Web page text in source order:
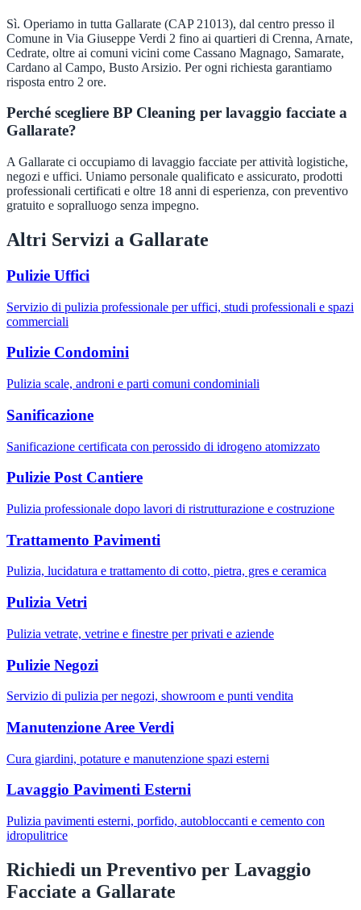
Sì. Operiamo in tutta Gallarate (CAP 21013), dal centro presso il
Comune in Via Giuseppe Verdi 2 fino ai quartieri di Crenna, Arnate,
Cedrate, oltre ai comuni vicini come Cassano Magnago, Samarate,
Cardano al Campo, Busto Arsizio. Per ogni richiesta garantiamo
risposta entro 2 ore.
Perché scegliere BP Cleaning per lavaggio facciate a
Gallarate?
A Gallarate ci occupiamo di lavaggio facciate per attività logistiche,
negozi e uffici. Uniamo personale qualificato e assicurato, prodotti
professionali certificati e oltre 18 anni di esperienza, con preventivo
gratuito e sopralluogo senza impegno.
Altri Servizi a Gallarate
Pulizie Uffici
Servizio di pulizia professionale per uffici, studi professionali e spazi
commerciali
Pulizie Condomini
Pulizia scale, androni e parti comuni condominiali
Sanificazione
Sanificazione certificata con perossido di idrogeno atomizzato
Pulizie Post Cantiere
Pulizia professionale dopo lavori di ristrutturazione e costruzione
Trattamento Pavimenti
Pulizia, lucidatura e trattamento di cotto, pietra, gres e ceramica
Pulizia Vetri
Pulizia vetrate, vetrine e finestre per privati e aziende
Pulizie Negozi
Servizio di pulizia per negozi, showroom e punti vendita
Manutenzione Aree Verdi
Cura giardini, potature e manutenzione spazi esterni
Lavaggio Pavimenti Esterni
Pulizia pavimenti esterni, porfido, autobloccanti e cemento con
idropulitrice
Richiedi un Preventivo per Lavaggio
Facciate a Gallarate